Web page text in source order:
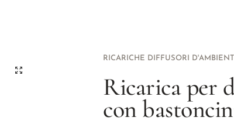
RICARICHE DIFFUSORI
Ricarica per
con